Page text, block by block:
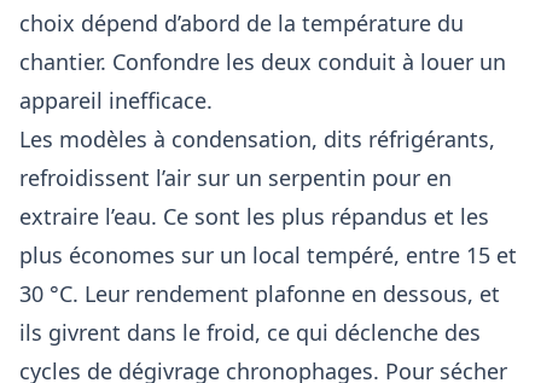
choix dépend d’abord de la température du
chantier. Confondre les deux conduit à louer un
appareil inefficace.
Les modèles à condensation, dits réfrigérants,
refroidissent l’air sur un serpentin pour en
extraire l’eau. Ce sont les plus répandus et les
plus économes sur un local tempéré, entre 15 et
30 °C. Leur rendement plafonne en dessous, et
ils givrent dans le froid, ce qui déclenche des
cycles de dégivrage chronophages. Pour sécher